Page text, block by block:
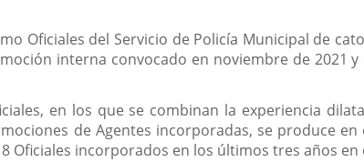
Oficiales del Servicio de Policía Municipal de
interna convocado en noviembre de 2021
en los que se combinan la experiencia
de Agentes incorporadas, se produce
Oficiales incorporados en los últimos tres años